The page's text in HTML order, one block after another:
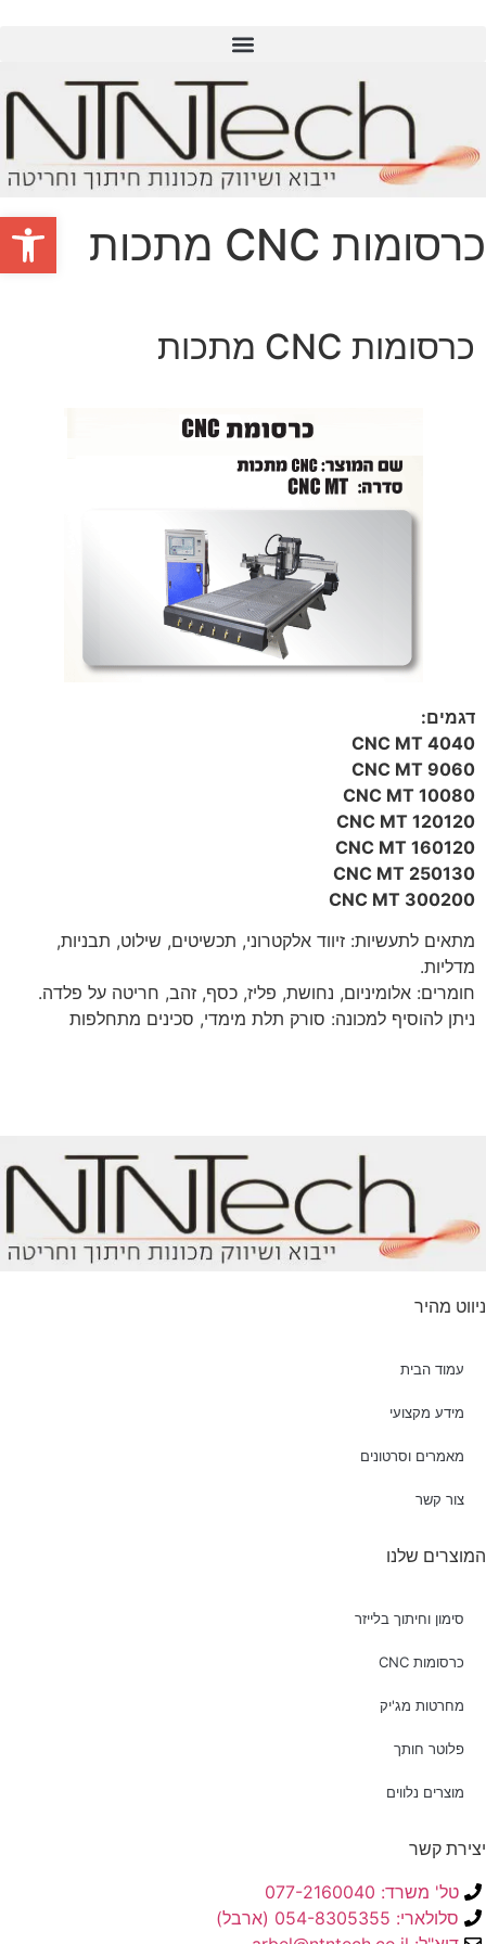
פתח כרסומות CNC מתכות
כרסומות CNC מתכות
דגמים:
CNC MT 4040
CNC MT 9060
CNC MT 10080
CNC MT 120120
CNC MT 160120
CNC MT 250130
CNC MT 300200
מתאים לתעשיות: זיווד אלקטרוני, תכשיטים, שילוט, תבניות,
מדליות.
חומרים: אלומיניום, נחושת, פליז, כסף, זהב, חריטה על פלדה.
ניתן להוסיף למכונה: סורק תלת מימדי, סכינים מתחלפות
ניווט מהיר
עמוד הבית
מידע מקצועי
מאמרים וסרטונים
צור קשר
המוצרים שלנו
סימון וחיתוך בלייזר
כרסומות CNC
מחרטות מג'יק
פלוטר חותך
מוצרים נלווים
יצירת קשר
טל' משרד: 077-2160040
סלולארי: 054-8305355 (ארבל)